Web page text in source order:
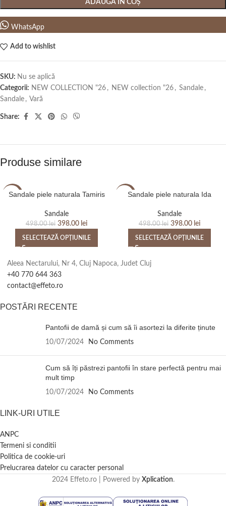
ADAUGĂ ÎN COȘ
WhatsApp
Add to wishlist
SKU: Nu se aplică
Categorii: NEW COLLECTION "26 , NEW collection "26 , Sandale ,
Sandale , Vară
Share:
Produse similare
-20%
Sandale piele naturala Tamiris
Sandale
498.00lei 398.00 lei
SELECTEAZĂ OPȚIUNILE
-20%Sandale piele naturala Ida
Sandale
498.00lei 398.00 lei
SELECTEAZĂ OPȚIUNILE
Aleea Nectarului, Nr 4, Cluj Napoca, Judet Cluj
+40 770 644 363
contact@effeto.ro
POSTĂRI RECENTE
Pantofii de damă și cum să îi asortezi la diferite ținute
10/07/2024 No Comments
Cum să îți păstrezi pantofii în stare perfectă pentru mai
mult timp
10/07/2024 No Comments
LINK-URI UTILE
ANPC
Termeni si conditii
Politica de cookie-uri
Prelucrarea datelor cu caracter personal
2024 Effeto.ro | Powered by Xplication.